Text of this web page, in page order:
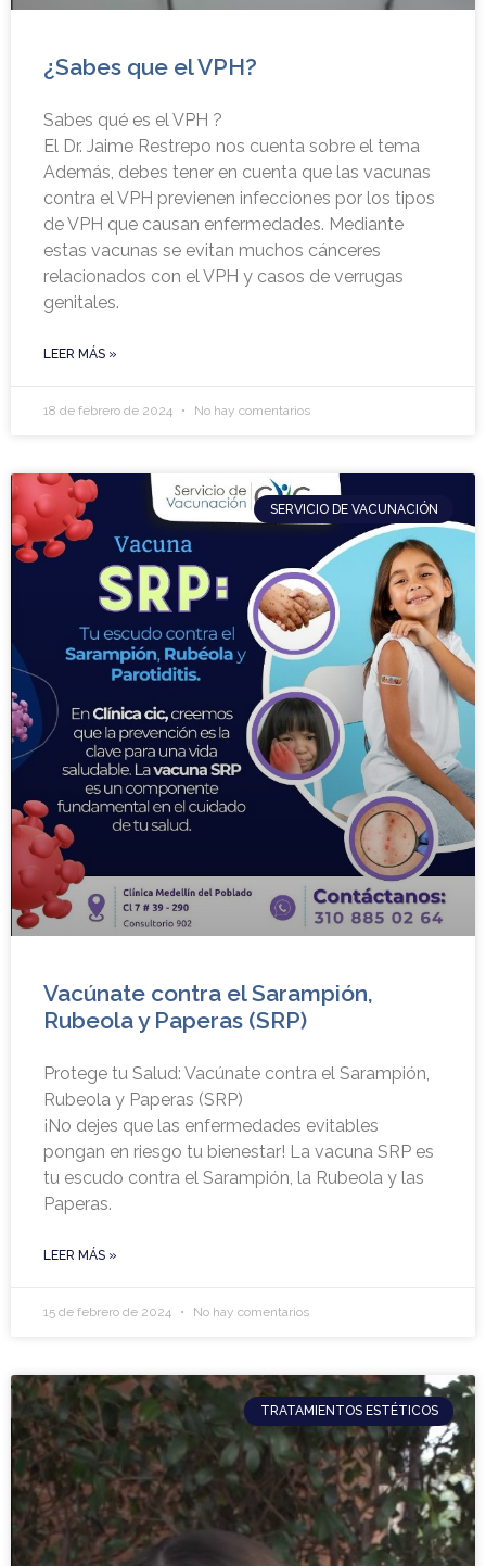
¿Sabes que el VPH?
Sabes qué es el VPH ?
El Dr. Jaime Restrepo nos cuenta sobre el tema
Además, debes tener en cuenta que las vacunas
contra el VPH previenen infecciones por los tipos
de VPH que causan enfermedades. Mediante
estas vacunas se evitan muchos cánceres
relacionados con el VPH y casos de verrugas
genitales.
LEER MÁS »
18 de febrero de 2024 No hay comentarios
SERVICIO DE VACUNACIÓN
Vacúnate contra el Sarampión,
Rubeola y Paperas (SRP)
Protege tu Salud: Vacúnate contra el Sarampión,
Rubeola y Paperas (SRP)
¡No dejes que las enfermedades evitables
pongan en riesgo tu bienestar! La vacuna SRP es
tu escudo contra el Sarampión, la Rubeola y las
Paperas.
LEER MÁS »
15 de febrero de 2024 No hay comentarios
TRATAMIENTOS ESTÉTICOS